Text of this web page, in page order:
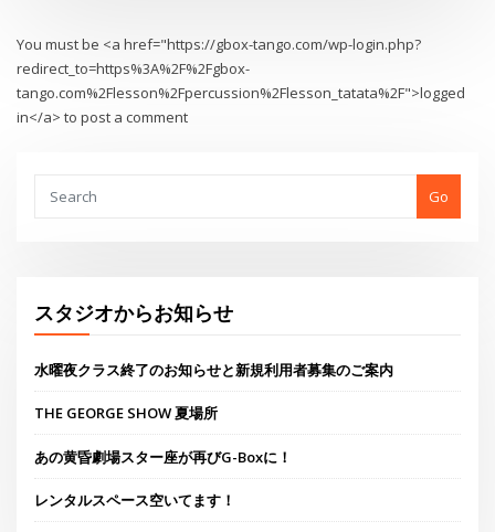
You must be <a href="https://gbox-tango.com/wp-login.php?
redirect_to=https%3A%2F%2Fgbox-
tango.com%2Flesson%2Fpercussion%2Flesson_tatata%2F">logged
in</a> to post a comment
Go
スタジオからお知らせ
水曜夜クラス終了のお知らせと新規利用者募集のご案内
THE GEORGE SHOW 夏場所
あの黄昏劇場スター座が再びG-Boxに！
レンタルスペース空いてます！